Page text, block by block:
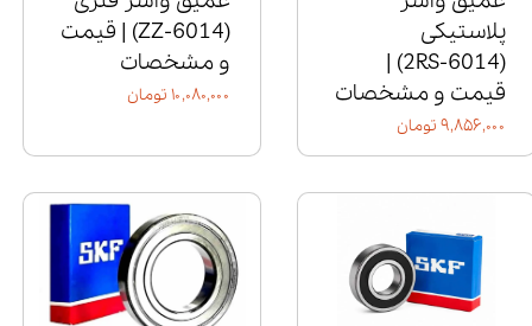
پلاستیکی
(6014‑2RS) |
قیمت و مشخصات
۹,۸۵۶,۰۰۰ تومان
(6014‑ZZ) | قیمت
و مشخصات
۱۰,۰۸۰,۰۰۰ تومان